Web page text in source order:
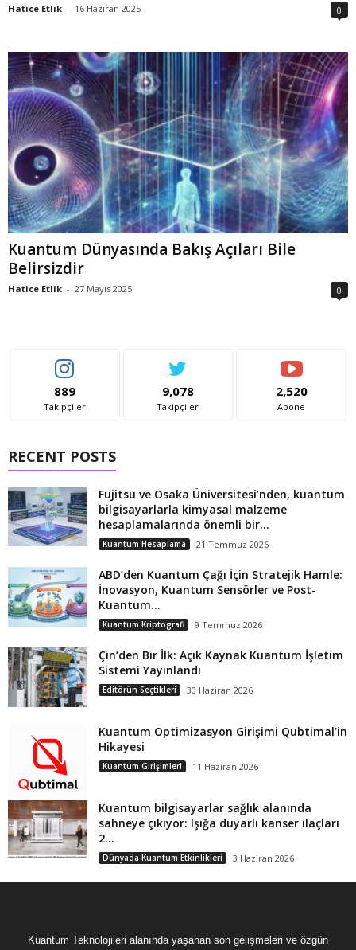
Hatice Etlik - 16 Haziran 2025 0
Kuantum Dünyasında Bakış Açıları Bile
Belirsizdir
Hatice Etlik - 27 Mayıs 2025 0
889
Takipçiler
9,078
Takipçiler
2,520
Abone
RECENT POSTS
Fujitsu ve Osaka Üniversitesi’nden, kuantum
bilgisayarlarla kimyasal malzeme
hesaplamalarında önemli bir...
Kuantum Hesaplama 21 Temmuz 2026
ABD’den Kuantum Çağı İçin Stratejik Hamle:
İnovasyon, Kuantum Sensörler ve Post-
Kuantum...
Kuantum Kriptografi 9 Temmuz 2026
Çin’den Bir İlk: Açık Kaynak Kuantum İşletim
Sistemi Yayınlandı
Editörün Seçtikleri 30 Haziran 2026
Kuantum Optimizasyon Girişimi Qubtimal’in
Hikayesi
Kuantum Girişimleri 11 Haziran 2026
Kuantum bilgisayarlar sağlık alanında
sahneye çıkıyor: Işığa duyarlı kanser ilaçları
2...
Dünyada Kuantum Etkinlikleri 3 Haziran 2026
Kuantum Teknolojileri alanında yaşanan son gelişmeleri ve özgün